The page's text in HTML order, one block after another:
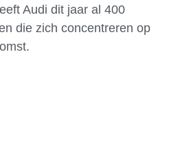
Audi dit jaar al 400
die zich concentreren op